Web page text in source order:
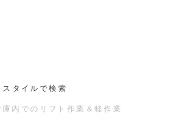
スタイルで検索
庫内でのリフト作業＆軽作業